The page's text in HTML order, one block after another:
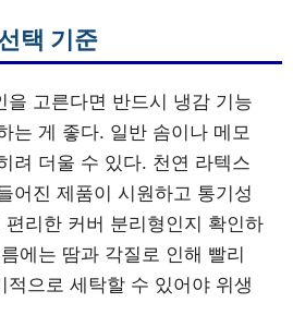
택 기준
을 고른다면 반드시 냉감 기능
는 게 좋다. 일반 솜이나 메모
려 더울 수 있다. 천연 라텍스
어진 제품이 시원하고 통기성
리한 커버 분리형인지 확인하
에는 땀과 각질로 인해 빨리
적으로 세탁할 수 있어야 위생